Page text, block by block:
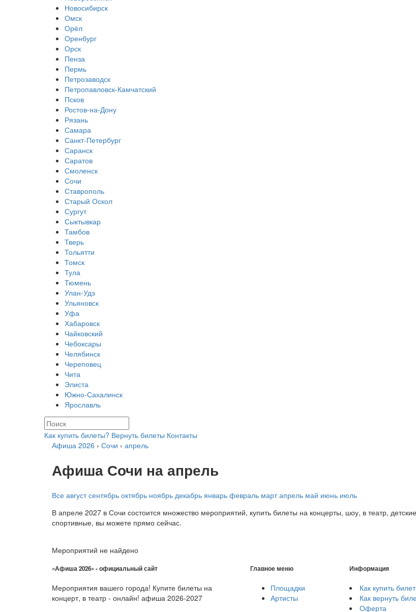
Новосибирск
Омск
Орёл
Оренбург
Орск
Пенза
Пермь
Петрозаводск
Петропавловск-Камчатский
Псков
Ростов-на-Дону
Рязань
Самара
Санкт-Петербург
Саранск
Саратов
Смоленск
Сочи
Ставрополь
Старый Оскол
Сургут
Сыктывкар
Тамбов
Тверь
Тольятти
Томск
Тула
Тюмень
Улан-Удэ
Ульяновск
Уфа
Хабаровск
Чайковский
Чебоксары
Челябинск
Череповец
Чита
Элиста
Южно-Сахалинск
Ярославль
Как купить билеты? Вернуть билеты Контакты
Афиша 2026 › Сочи › апрель
Афиша Сочи на апрель
Все август сентябрь октябрь ноябрь декабрь январь февраль март апрель май июнь июль
В апреле 2027 в Сочи состоится множество мероприятий, купить билеты на концерты, шоу, в театр,
спортивные, вы можете прямо сейчас.
Мероприятий не найдено
«Афиша 2026» - официальный сайт
Мероприятия вашего города! Купите билеты на
концерт, в театр - онлайн! афиша 2026-2027
Главное меню
Площадки
Артисты
Информация
Как купить
Как вернуть
Оферта